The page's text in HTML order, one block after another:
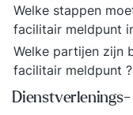
Welke stappen
facilitair meldpunt
Welke partijen zijn
facilitair meldpunt ?
Dienstverlenings-